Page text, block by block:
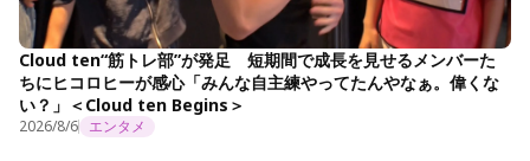
Cloud ten“筋トレ部”が発足 短期間で成長を見せるメンバーた
ちにヒコロヒーが感心「みんな自主練やってたんやなぁ。偉くな
い？」＜Cloud ten Begins＞
2026/8/6 エンタメ